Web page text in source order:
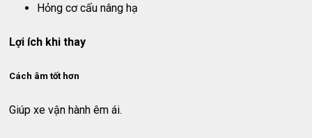
Hỏng cơ cấu nâng hạ
Lợi ích khi thay
Cách âm tốt hơn
Giúp xe vận hành êm ái.